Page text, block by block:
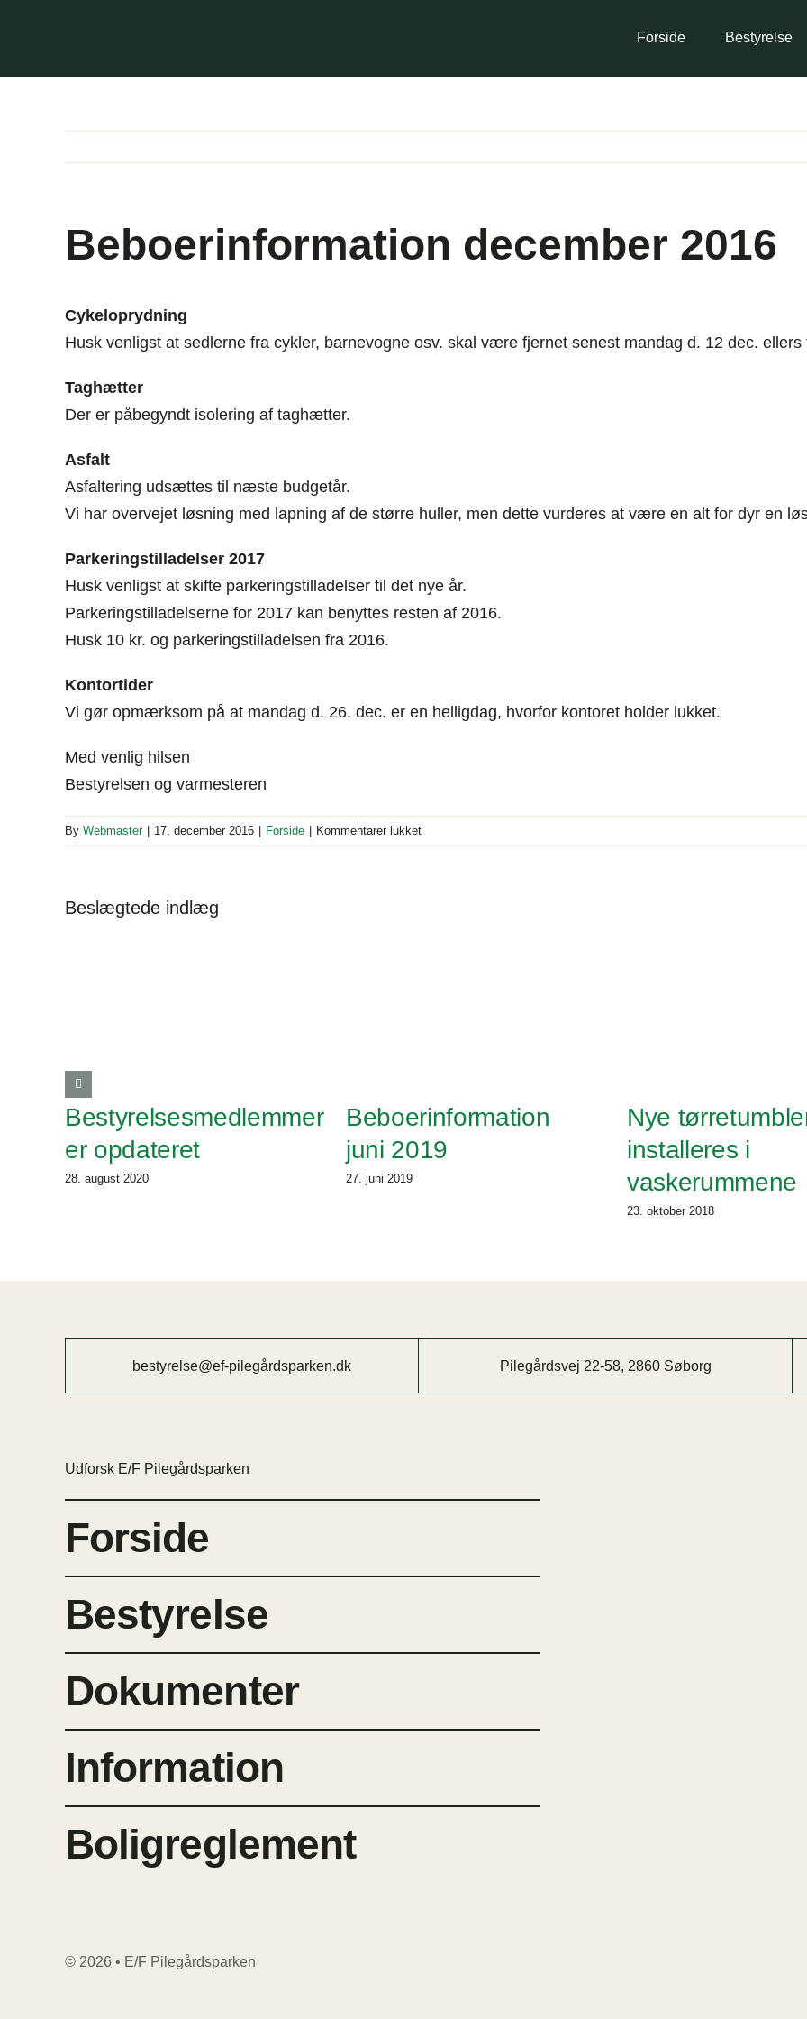
Forside Bestyrelse
Beboerinformation december 2016
Cykeloprydning
Husk venligst at sedlerne fra cykler, barnevogne osv. skal være fjernet senest mandag d. 12 dec.
Taghætter
Der er påbegyndt isolering af taghætter.
Asfalt
Asfaltering udsættes til næste budgetår.
Vi har overvejet løsning med lapning af de større huller, men dette vurderes at være en alt for dyr en
Parkeringstilladelser 2017
Husk venligst at skifte parkeringstilladelser til det nye år.
Parkeringstilladelserne for 2017 kan benyttes resten af 2016.
Husk 10 kr. og parkeringstilladelsen fra 2016.
Kontortider
Vi gør opmærksom på at mandag d. 26. dec. er en helligdag, hvorfor kontoret holder lukket.
Med venlig hilsen
Bestyrelsen og varmesteren
By Webmaster 17. december 2016 Forside Kommentarer lukkettil
Beboerinformation
Beslægtede indlæg
Bestyrelsesmedlemmer
er opdateret
28. august 2020
Beboerinformation
juni 2019
27. juni 2019
Nye
installeres i
vaskerummene
23. oktober 2018
bestyrelse@ef-pilegårdsparken.dk Pilegårdsvej 22-58, 2860 Søborg
Udforsk E/F Pilegårdsparken
Forside
Bestyrelse
Dokumenter
Information
Boligreglement
© 2026 • E/F Pilegårdsparken